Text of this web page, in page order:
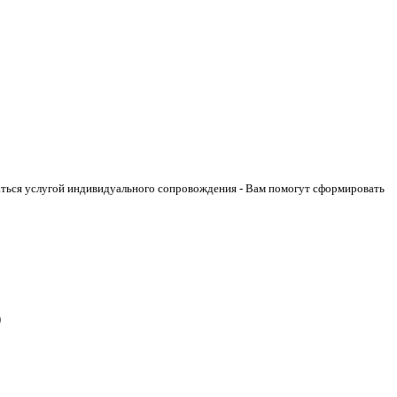
услугой индивидуального сопровождения - Вам помогут сформировать